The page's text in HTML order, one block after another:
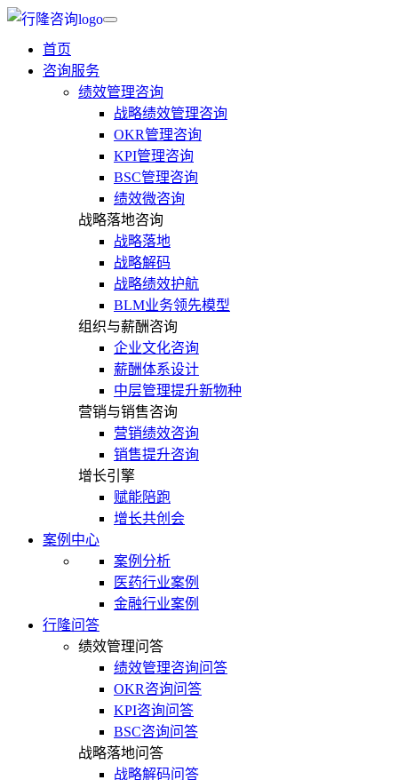
首页
咨询服务
绩效管理咨询
战略绩效管理咨询
OKR管理咨询
KPI管理咨询
BSC管理咨询
绩效微咨询
战略落地咨询
战略落地
战略解码
战略绩效护航
BLM业务领先模型
组织与薪酬咨询
企业文化咨询
薪酬体系设计
中层管理提升新物种
营销与销售咨询
营销绩效咨询
销售提升咨询
增长引擎
赋能陪跑
增长共创会
案例中心
案例分析
医药行业案例
金融行业案例
行隆问答
绩效管理问答
绩效管理咨询问答
OKR咨询问答
KPI咨询问答
BSC咨询问答
战略落地问答
战略解码问答